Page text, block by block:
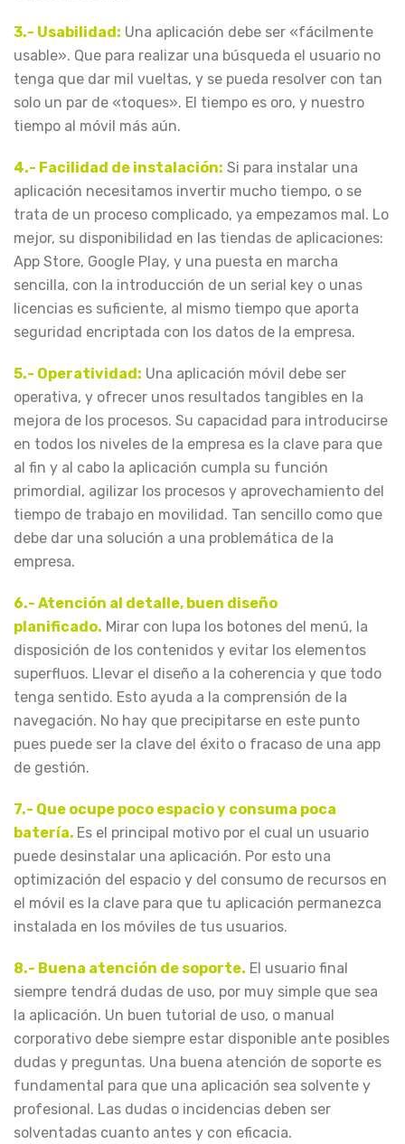
3.- Usabilidad: Una aplicación debe ser «fácilmente
usable». Que para realizar una búsqueda el usuario no
tenga que dar mil vueltas, y se pueda resolver con tan
solo un par de «toques». El tiempo es oro, y nuestro
tiempo al móvil más aún.
4.- Facilidad de instalación: Si para instalar una
aplicación necesitamos invertir mucho tiempo, o se
trata de un proceso complicado, ya empezamos mal. Lo
mejor, su disponibilidad en las tiendas de aplicaciones:
App Store, Google Play, y una puesta en marcha
sencilla, con la introducción de un serial key o unas
licencias es suficiente, al mismo tiempo que aporta
seguridad encriptada con los datos de la empresa.
5.- Operatividad: Una aplicación móvil debe ser
operativa, y ofrecer unos resultados tangibles en la
mejora de los procesos. Su capacidad para introducirse
en todos los niveles de la empresa es la clave para que
al fin y al cabo la aplicación cumpla su función
primordial, agilizar los procesos y aprovechamiento del
tiempo de trabajo en movilidad. Tan sencillo como que
debe dar una solución a una problemática de la
empresa.
6.- Atención al detalle, buen diseño
planificado. Mirar con lupa los botones del menú, la
disposición de los contenidos y evitar los elementos
superfluos. Llevar el diseño a la coherencia y que todo
tenga sentido. Esto ayuda a la comprensión de la
navegación. No hay que precipitarse en este punto
pues puede ser la clave del éxito o fracaso de una app
de gestión.
7.- Que ocupe poco espacio y consuma poca
batería. Es el principal motivo por el cual un usuario
puede desinstalar una aplicación. Por esto una
optimización del espacio y del consumo de recursos en
el móvil es la clave para que tu aplicación permanezca
instalada en los móviles de tus usuarios.
8.- Buena atención de soporte. El usuario final
siempre tendrá dudas de uso, por muy simple que sea
la aplicación. Un buen tutorial de uso, o manual
corporativo debe siempre estar disponible ante posibles
dudas y preguntas. Una buena atención de soporte es
fundamental para que una aplicación sea solvente y
profesional. Las dudas o incidencias deben ser
solventadas cuanto antes y con eficacia.